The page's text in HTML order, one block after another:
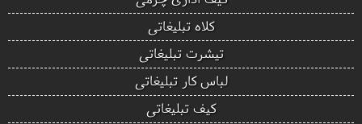
کلاه تبلیغاتی
تیشرت تبلیغاتی
لباس کار تبلیغاتی
کیف تبلیغاتی